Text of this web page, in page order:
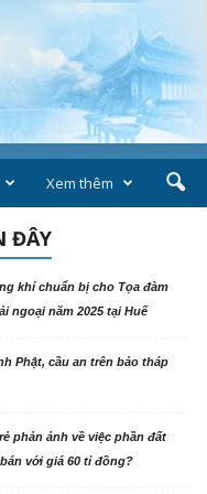
Xem thêm
ĐÂY
khí chuẩn bị cho Tọa đàm
ngoại năm 2025 tại Huế
Phật, cầu an trên bảo tháp
phản ảnh về việc phần đất
với giá 60 tỉ đồng?